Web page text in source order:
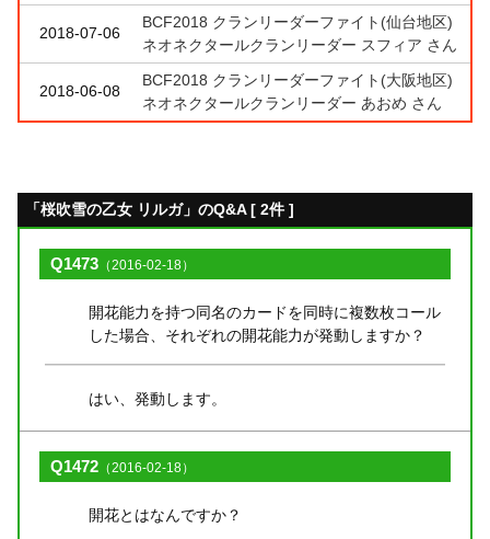
2018-07-06
BCF2018 クランリーダーファイト(仙台地区)
ネオネクタールクランリーダー スフィア さん
2018-06-08
BCF2018 クランリーダーファイト(大阪地区)
ネオネクタールクランリーダー あおめ さん
「桜吹雪の乙女 リルガ」のQ&A [ 2件 ]
Q1473 （2016-02-18）
開花能力を持つ同名のカードを同時に複数枚コール
した場合、それぞれの開花能力が発動しますか？
はい、発動します。
Q1472 （2016-02-18）
開花とはなんですか？